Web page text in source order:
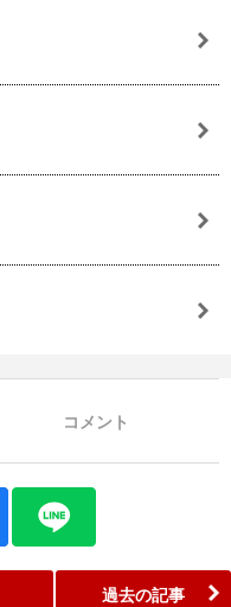
コメント
過去の記事